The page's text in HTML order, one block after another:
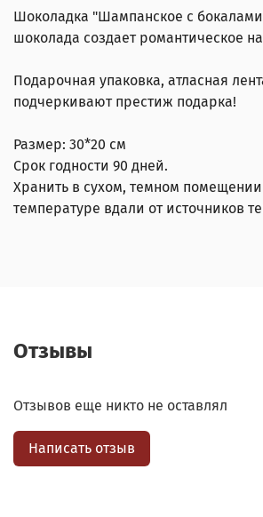
Шоколадка "Шампанское с
шоколада создает романтическое
Подарочная упаковка, атласная
подчеркивают престиж подарка!
Размер: 30*20 см
Срок годности 90 дней.
Хранить в сухом, темном
температуре вдали от источников
Отзывы
Отзывов еще никто не оставлял
Написать отзыв